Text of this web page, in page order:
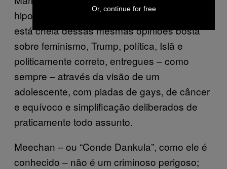
hipocrisia gritante. Sua página no YouTube
está cheia dessas mesmas opiniões bosta
sobre feminismo, Trump, política, Islã e
politicamente correto, entregues – como
sempre – através da visão de um
adolescente, com piadas de gays, de câncer
e equívoco e simplificação deliberados de
praticamente todo assunto.
Meechan – ou “Conde Dankula”, como ele é
conhecido – não é um criminoso perigoso;
Or, continue for free